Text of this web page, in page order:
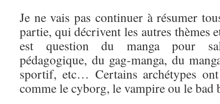
Je ne vais pas continuer à résumer
partie, qui décrivent les autres thèmes
est question du manga pour
pédagogique, du gag-manga, du
sportif, etc… Certains archétypes
comme le cyborg, le vampire ou le bad